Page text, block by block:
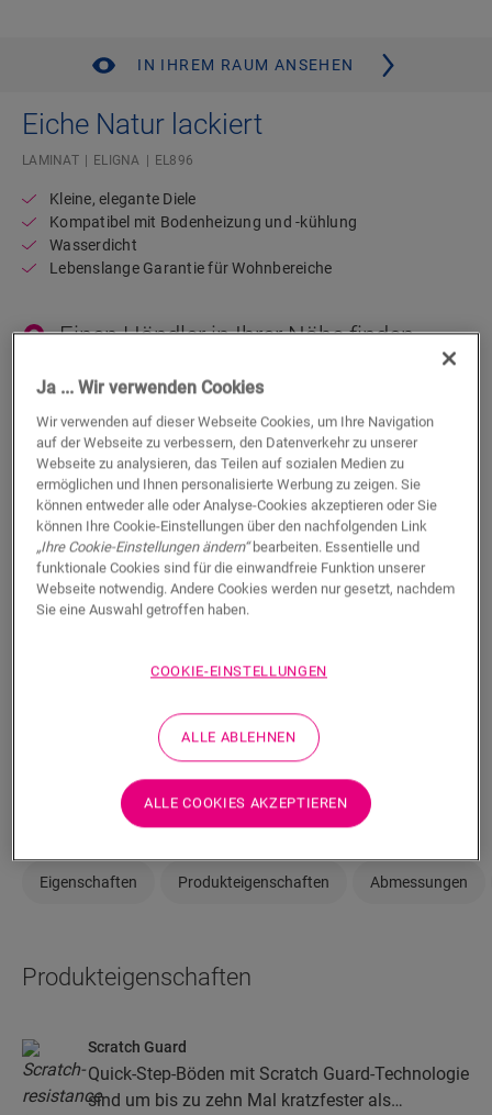
IN IHREM RAUM ANSEHEN
Eiche Natur lackiert
LAMINAT ELIGNA EL896
Kleine, elegante Diele
Kompatibel mit Bodenheizung und -kühlung
Wasserdicht
Lebenslange Garantie für Wohnbereiche
Einen Händler in Ihrer Nähe finden
Sie können es kaum erwarten, diesen Boden selbst zu
immer einen Händler in Ihrer Nähe.
SUCHE
zu Ihrem Stil und Ihren Bedürfnissen
In Ihrem Raum ansehen
Muster bestellen
Eigenschaften Produkteigenschaften Abmessungen
Produkteigenschaften
Scratch Guard
Quick-Step-Böden mit Scratch Guard-Technologie
sind um bis zu zehn Mal kratzfester als
Ja ... Wir verwenden Cookies
Wir verwenden auf dieser Webseite Cookies, um Ihre Navigation
auf der Webseite zu verbessern, den Datenverkehr zu unserer
Webseite zu analysieren, das Teilen auf sozialen Medien zu
ermöglichen und Ihnen personalisierte Werbung zu zeigen. Sie
können entweder alle oder Analyse-Cookies akzeptieren oder Sie
können Ihre Cookie-Einstellungen über den nachfolgenden Link
„Ihre Cookie-Einstellungen ändern“bearbeiten. Essentielle und
funktionale Cookies sind für die einwandfreie Funktion unserer
Webseite notwendig. Andere Cookies werden nur gesetzt, nachdem
Sie eine Auswahl getroffen haben.
COOKIE-EINSTELLUNGEN
ALLE ABLEHNEN
ALLE COOKIES AKZEPTIEREN